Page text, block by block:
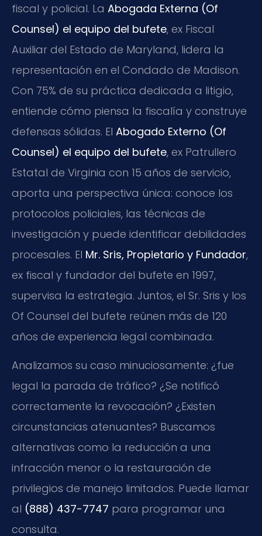
fiscal y policial. La Abogada Externa (Of
Counsel) el equipo del bufete, ex Fiscal
Auxiliar del Estado de Maryland, lidera la
representación en el Condado de Madison.
Con 75% de su práctica dedicada a litigio,
entiende cómo piensa la fiscalía y construye
defensas sólidas. El Abogado Externo (Of
Counsel) el equipo del bufete, ex Patrullero
Estatal de Virginia con 15 años de servicio,
aporta una perspectiva única: conoce los
protocolos policiales, las técnicas de
investigación y puede identificar debilidades
procesales. El Mr. Sris, Propietario y Fundador,
ex fiscal y fundador del bufete en 1997,
supervisa la estrategia. Juntos, el Sr. Sris y los
Of Counsel del bufete reúnen más de 120
años de experiencia legal combinada.
Analizamos su caso minuciosamente: ¿fue
legal la parada de tráfico? ¿Se notificó
correctamente la revocación? ¿Existen
circunstancias atenuantes? Buscamos
alternativas como la reducción a una
infracción menor o la restauración de
privilegios de manejo limitados. Puede llamar
al (888) 437-7747 para programar una
consulta.